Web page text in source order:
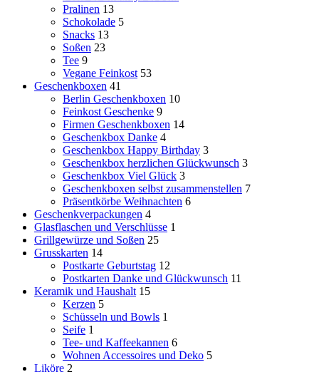
Pralinen 13
Schokolade 5
Snacks 13
Soßen 23
Tee 9
Vegane Feinkost 53
Geschenkboxen 41
Berlin Geschenkboxen 10
Feinkost Geschenke 9
Firmen Geschenkboxen 14
Geschenkbox Danke 4
Geschenkbox Happy Birthday 3
Geschenkbox herzlichen Glückwunsch 3
Geschenkbox Viel Glück 3
Geschenkboxen selbst zusammenstellen 7
Präsentkörbe Weihnachten 6
Geschenkverpackungen 4
Glasflaschen und Verschlüsse 1
Grillgewürze und Soßen 25
Grusskarten 14
Postkarte Geburtstag 12
Postkarten Danke und Glückwunsch 11
Keramik und Haushalt 15
Kerzen 5
Schüsseln und Bowls 1
Seife 1
Tee- und Kaffeekannen 6
Wohnen Accessoires und Deko 5
Liköre 2